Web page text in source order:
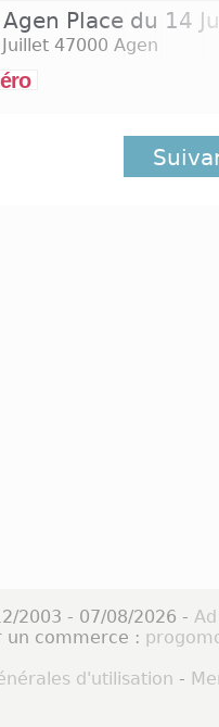
Place du 14
47000 Agen
2003 - 07/08/2026 -
un commerce :
d'utilisation -